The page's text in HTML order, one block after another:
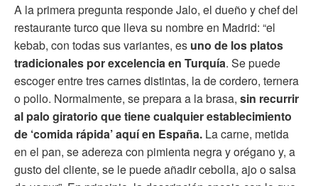
A la primera pregunta responde Jalo, el dueño y chef del
restaurante turco que lleva su nombre en Madrid: “el
kebab, con todas sus variantes, es uno de los platos
tradicionales por excelencia en Turquía. Se puede
escoger entre tres carnes distintas, la de cordero, ternera
o pollo. Normalmente, se prepara a la brasa, sin recurrir
al palo giratorio que tiene cualquier establecimiento
de ‘comida rápida’ aquí en España. La carne, metida
en el pan, se adereza con pimienta negra y orégano y, a
gusto del cliente, se le puede añadir cebolla, ajo o salsa